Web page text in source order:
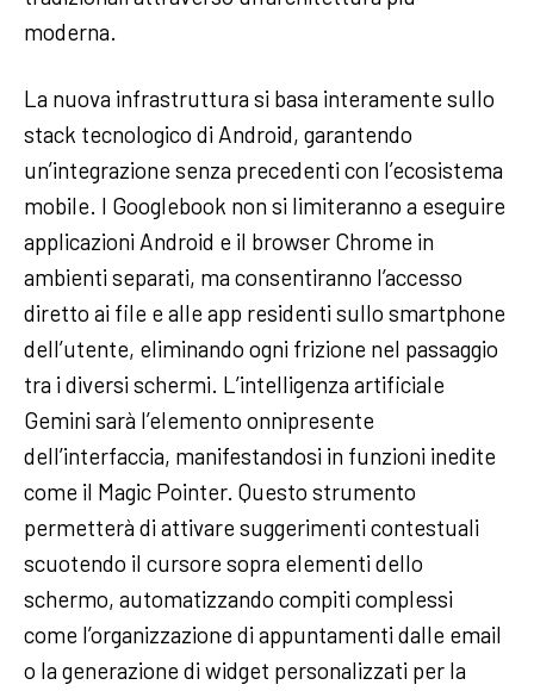
moderna.
La nuova infrastruttura si basa interamente sullo
stack tecnologico di Android, garantendo
un’integrazione senza precedenti con l’ecosistema
mobile. I Googlebook non si limiteranno a eseguire
applicazioni Android e il browser Chrome in
ambienti separati, ma consentiranno l’accesso
diretto ai file e alle app residenti sullo smartphone
dell’utente, eliminando ogni frizione nel passaggio
tra i diversi schermi. L’intelligenza artificiale
Gemini sarà l’elemento onnipresente
dell’interfaccia, manifestandosi in funzioni inedite
come il Magic Pointer. Questo strumento
permetterà di attivare suggerimenti contestuali
scuotendo il cursore sopra elementi dello
schermo, automatizzando compiti complessi
come l’organizzazione di appuntamenti dalle email
o la generazione di widget personalizzati per la